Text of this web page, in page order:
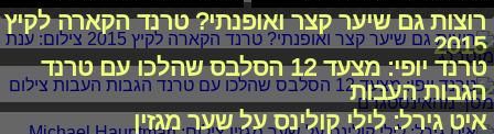
רוצות גם שיער קצר ואופנתי? טרנד הקארה לקיץ
2015
טרנד יופי: מצעד 12 הסלבס שהלכו עם טרנד
הגבות העבות
איט גירל: לילי קולינס על שער מגזין